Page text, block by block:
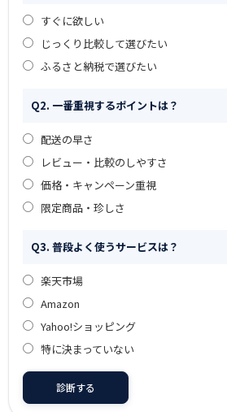
すぐに欲しい
じっくり比較して選びたい
ふるさと納税で選びたい
Q2. 一番重視するポイントは？
配送の早さ
レビュー・比較のしやすさ
価格・キャンペーン重視
限定商品・珍しさ
Q3. 普段よく使うサービスは？
楽天市場
Amazon
Yahoo!ショッピング
特に決まっていない
診断する